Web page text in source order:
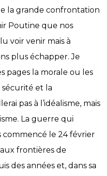
la grande confrontation
Poutine que nos
voir venir mais à
plus échapper. Je
pages la morale ou les
sécurité et la
pas à l’idéalisme, mais
La guerre qui
commencé le 24 février
frontières de
des années et, dans sa